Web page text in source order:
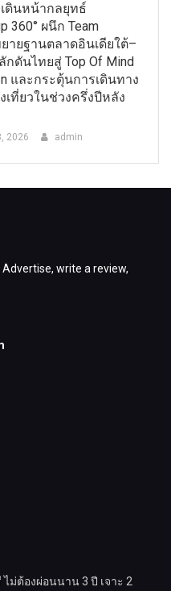
ดินหน้ากลยุทธ์
360° ผนึก Team
ยายฐานตลาดอินเดียใต้–
กดันไทยสู่ Top Of Mind
และกระตุ้นการเดินทาง
ที่ยวในช่วงครึ่งปีหลัง
2026 admin
write a review,
ม่ต้องผ่อนนาน 3 ปี เจาะ 2